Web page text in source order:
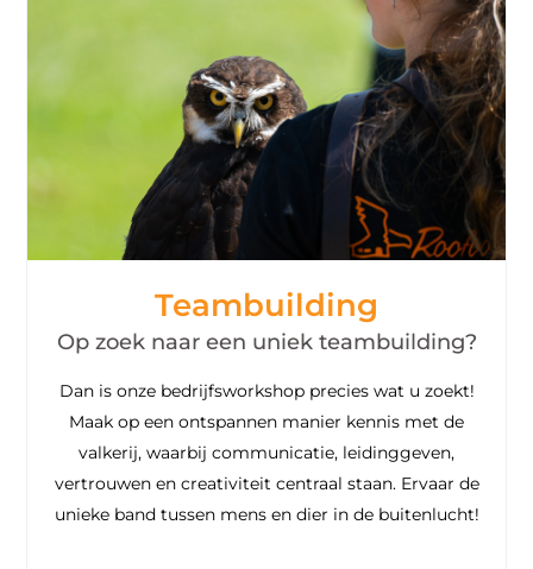
Teambuilding
Op zoek naar een uniek teambuilding?
Dan is onze bedrijfsworkshop precies wat u zoekt!
Maak op een ontspannen manier kennis met de
valkerij, waarbij communicatie, leidinggeven,
vertrouwen en creativiteit centraal staan. Ervaar de
unieke band tussen mens en dier in de buitenlucht!